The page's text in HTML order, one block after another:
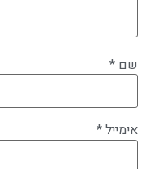
שם *
אימייל*